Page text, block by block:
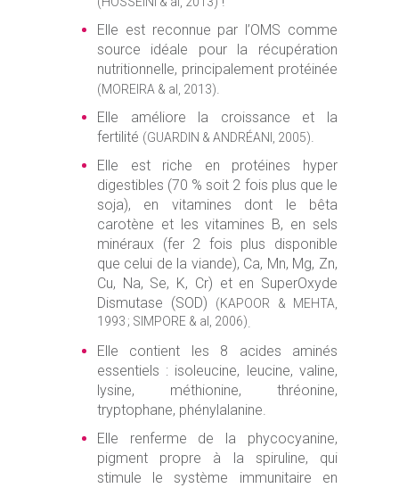
Elle est reconnue par l’OMS comme
source idéale pour la récupération
nutritionnelle, principalement protéinée
(MOREIRA & al, 2013).
Elle améliore la croissance et la
fertilité (GUARDIN & ANDRÉANI, 2005).
Elle est riche en protéines hyper
digestibles (70 % soit 2 fois plus que le
soja), en vitamines dont le bêta
carotène et les vitamines B, en sels
minéraux (fer 2 fois plus disponible
que celui de la viande), Ca, Mn, Mg, Zn,
Cu, Na, Se, K, Cr) et en SuperOxyde
Dismutase (SOD)
(KAPOOR & MEHTA,
1993 ; SIMPORE & al, 2006).
Elle contient les 8 acides aminés
essentiels : isoleucine, leucine, valine,
lysine, méthionine, thréonine,
tryptophane, phénylalanine.
Elle renferme de la phycocyanine,
pigment propre à la spiruline, qui
stimule le système immunitaire en